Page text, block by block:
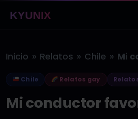
KYUNIX
Inicio » Relatos » Chile »
Chile Relatos gay
Mi conductor